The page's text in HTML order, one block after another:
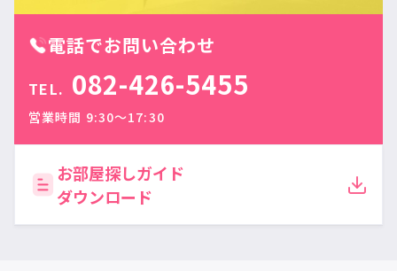
電話でお問い合わせ
TEL. 082-426-5455
営業時間 9:30〜17:30
お部屋探しガイド
ダウンロード